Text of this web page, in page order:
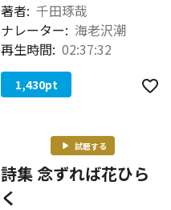
著者: 千田琢哉
ナレーター: 海老沢潮
再生時間: 02:37:32
1,430pt
試聴する
詩集 念ずれば花ひら
く